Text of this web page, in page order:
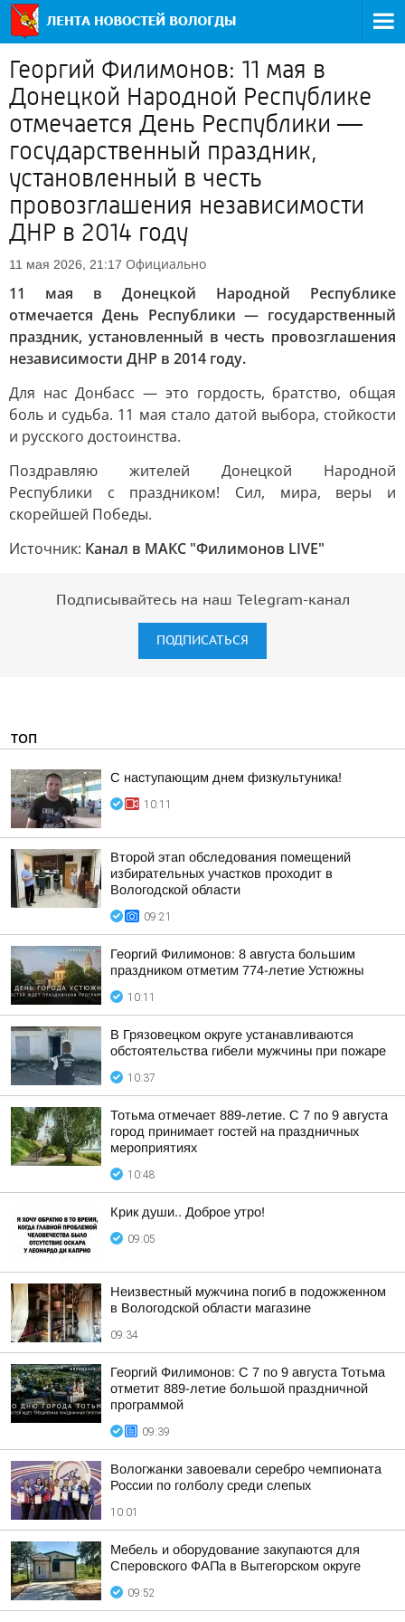
Георгий Филимонов: 11 мая в
Донецкой Народной Республике
отмечается День Республики —
государственный праздник,
установленный в честь
провозглашения независимости
ДНР в 2014 году
11 мая 2026, 21:17 Официально
11 мая в Донецкой Народной Республике
отмечается День Республики — государственный
праздник, установленный в честь провозглашения
независимости ДНР в 2014 году.
Для нас Донбасс — это гордость, братство, общая
боль и судьба. 11 мая стало датой выбора, стойкости
и русского достоинства.
Поздравляю жителей Донецкой Народной
Республики с праздником! Сил, мира, веры и
скорейшей Победы.
Источник: Канал в МАКС "Филимонов LIVE"
Подписывайтесь на наш Telegram-канал
ПОДПИСАТЬСЯ
ТОП
С наступающим днем физкультуника!
10:11
Второй этап обследования помещений
избирательных участков проходит в
Вологодской области
09:21
Георгий Филимонов: 8 августа большим
праздником отметим 774-летие Устюжны
10:11
В Грязовецком округе устанавливаются
обстоятельства гибели мужчины при пожаре
10:37
Тотьма отмечает 889-летие. С 7 по 9 августа
город принимает гостей на праздничных
мероприятиях
10:48
Крик души.. Доброе утро!
09:05
Неизвестный мужчина погиб в подожженном
в Вологодской области магазине
09:34
Георгий Филимонов: С 7 по 9 августа Тотьма
отметит 889-летие большой праздничной
программой
09:39
Вологжанки завоевали серебро чемпионата
России по голболу среди слепых
10:01
Мебель и оборудование закупаются для
Сперовского ФАПа в Вытегорском округе
09:52